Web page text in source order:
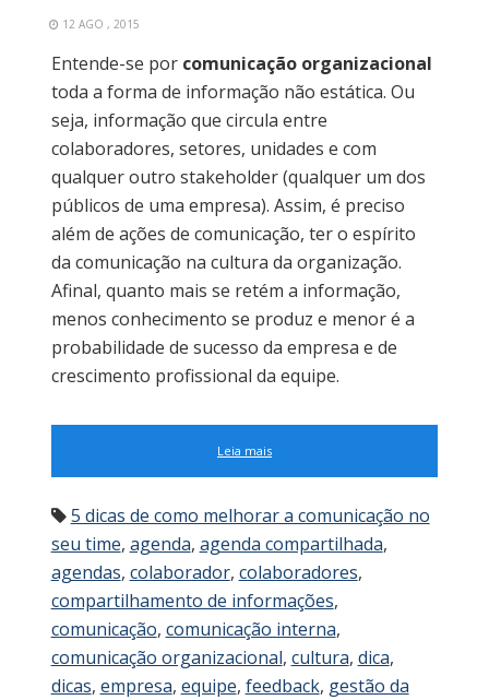
12 AGO , 2015
Entende-se por comunicação organizacional
toda a forma de informação não estática. Ou
seja, informação que circula entre
colaboradores, setores, unidades e com
qualquer outro stakeholder (qualquer um dos
públicos de uma empresa). Assim, é preciso
além de ações de comunicação, ter o espírito
da comunicação na cultura da organização.
Afinal, quanto mais se retém a informação,
menos conhecimento se produz e menor é a
probabilidade de sucesso da empresa e de
crescimento profissional da equipe.
Leia mais
5 dicas de como melhorar a comunicação no
seu time, agenda, agenda compartilhada,
agendas, colaborador, colaboradores,
compartilhamento de informações,
comunicação, comunicação interna,
comunicação organizacional, cultura, dica,
dicas, empresa, equipe, feedback, gestão da